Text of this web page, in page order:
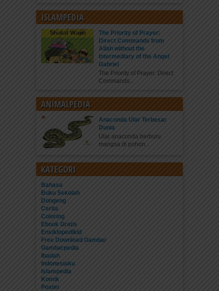
ISLAMPEDIA
The Priority of Prayer:
Direct Commands from
Allah without the
Intermediary of the Angel
Gabriel
The Priority of Prayer: Direct
Commands...
ANIMALPEDIA
Anaconda Ular Terbesar
Dunia
Ular anaconda berburu
mangsa di pohon...
KATEGORI
Bahasa
Buku Sekolah
Dongeng
Cerita
Coloring
Ebook Gratis
Ensiklopedikid
Free Download Gambar
Gambarpedia
Ibadah
Indonesiaku
Islampedia
Komik
Poster